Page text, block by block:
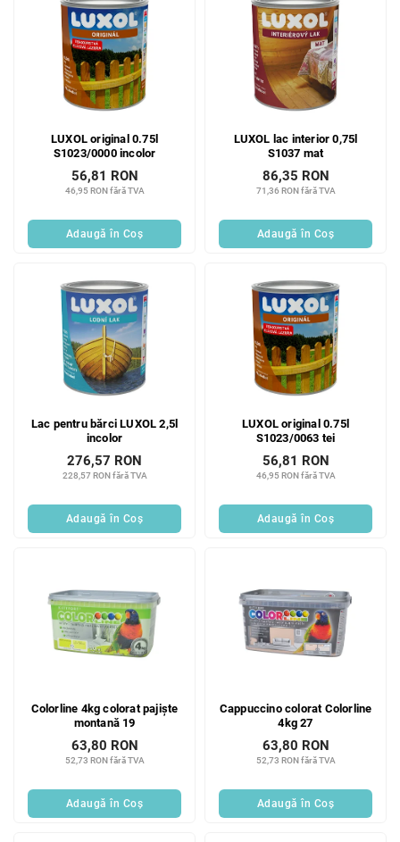
LUXOL original 0.75l
S1023/0000 incolor
46,95 RON fără TVA
56,81 RON
Adaugă în Coş
LUXOL lac interior 0,75l
S1037 mat
71,36 RON fără TVA
86,35 RON
Adaugă în Coş
Lac pentru bărci LUXOL 2,5l
incolor
228,57 RON fără TVA
276,57 RON
Adaugă în Coş
LUXOL original 0.75l
S1023/0063 tei
46,95 RON fără TVA
56,81 RON
Adaugă în Coş
Colorline 4kg colorat pajiște
montană 19
52,73 RON fără TVA
63,80 RON
Adaugă în Coş
Cappuccino colorat Colorline
4kg 27
52,73 RON fără TVA
63,80 RON
Adaugă în Coş